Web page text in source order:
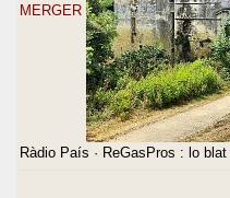
MERGER
Ràdio País · ReGasPros : lo